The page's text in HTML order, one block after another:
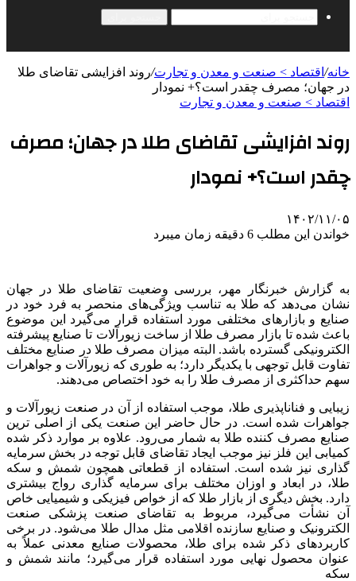
خانه/ اقتصاد > صنعت و معدن و تجارت/روند افزایشی تقاضای طلا
در جهان؛ مصرف چقدر است؟+ نمودار
اقتصاد > صنعت و معدن و تجارت
روند افزایشی تقاضای طلا در جهان؛ مصرف
چقدر است؟+ نمودار
۱۴۰۲/۱۱/۰۵
خواندن این مطلب 6 دقیقه زمان میبرد
به گزارش خبرنگار مهر، بررسی وضعیت تقاضای طلا در جهان
نشان می‌دهد که طلا به تناسب ویژگی‌های منحصر به فرد خود در
صنایع و بازارهای مختلفی مورد استفاده قرار می‌گیرد این موضوع
باعث شده تا بازار مصرف طلا از ساخت زیورآلات تا صنایع پیشرفته
الکترونیکی گسترده باشد. البته میزان مصرف طلا در صنایع مختلف
تفاوت قابل توجهی با یکدیگر دارد؛ به طوری که زیورآلات و جواهرات
سهم حداکثری از مصرف طلا را به خود اختصاص می‌دهند.
زیبایی و فناناپذیری طلا، موجب استفاده از آن در صنعت زیورآلات و
جواهرات شده است. در حال حاضر این صنعت یکی از اصلی ترین
صنایع مصرف کننده طلا به شمار می‌رود. علاوه بر موارد ذکر شده
کمیابی این فلز نیز موجب ایجاد تقاضای قابل توجه در بخش سرمایه
گذاری نیز شده است. استفاده از قطعاتی همچون شمش و سکه
طلا، در ابعاد و اوزان مختلف برای سرمایه گذاری رواج بیشتری
دارد. بخش دیگری از بازار طلا که از خواص فیزیکی و شیمیایی خاص
آن نشأت می‌گیرد، مربوط به تقاضای صنعت پزشکی صنعت
الکترونیک و صنایع سازنده اقلامی مثل مدال طلا می‌شود. در برخی
کاربردهای ذکر شده برای طلا، محصولات صنایع معدنی عملاً به
عنوان محصول نهایی مورد استفاده قرار می‌گیرد؛ مانند شمش و
سکه